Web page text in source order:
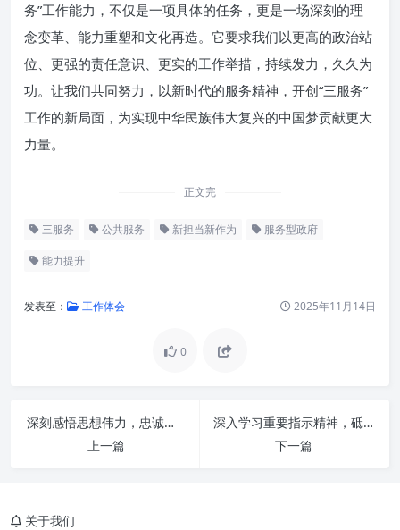
务”工作能力，不仅是一项具体的任务，更是一场深刻的理
念变革、能力重塑和文化再造。它要求我们以更高的政治站
位、更强的责任意识、更实的工作举措，持续发力，久久为
功。让我们共同努力，以新时代的服务精神，开创“三服务”
工作的新局面，为实现中华民族伟大复兴的中国梦贡献更大
力量。
正文完
三服务 公共服务 新担当新作为 服务型政府
能力提升
发表至： 工作体会 2025年11月14日
0
深刻感悟思想伟力，忠诚担当勇毅前行：新征程上的精神灯塔与行动纲领
上一篇
深入学习重要指示精神，砥砺感恩奋进，铸就一流标准新辉煌
下一篇
认识“三服务”的核心要义与时代
“新担当”：勇于革新，敢于作为
的强大引擎
关于我们